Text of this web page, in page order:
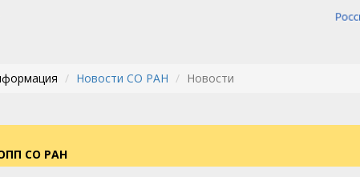
Новости СО РАН Новости
СО РАН